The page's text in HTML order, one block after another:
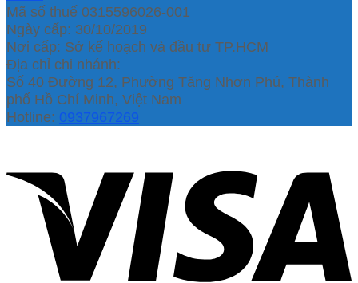
Mã số thuế 0315596026-001
Ngày cấp: 30/10/2019
Nơi cấp: Sở kế hoạch và đầu tư TP.HCM
Địa chỉ chi nhánh:
Số 40 Đường 12, Phường Tăng Nhơn Phú, Thành
phố Hồ Chí Minh, Việt Nam
Hotline: 0937967269